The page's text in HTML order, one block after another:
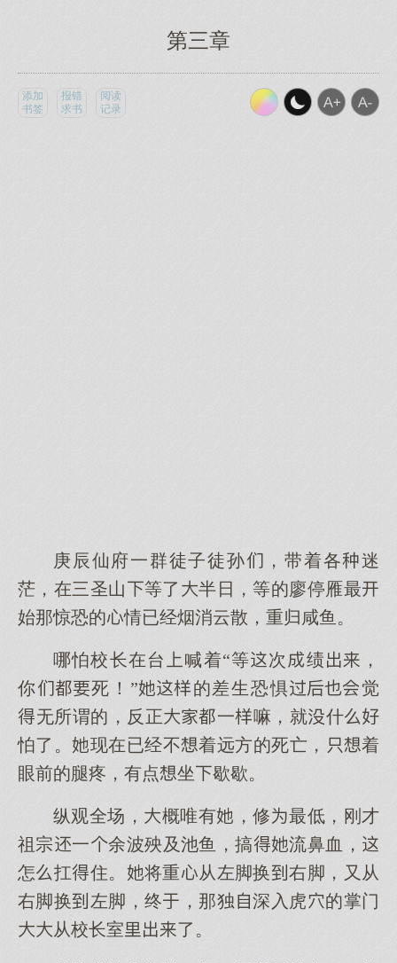
第三章
添加
书签
报错
求书
阅读
记录
庚辰仙府一群徒子徒孙，带着各迷
茫，在三圣山等了半日，等的廖停雁最
始那惊恐的情已经烟消云散，重归咸鱼。
哪怕校长在台喊着“等次绩，
你死！”的差生恐惧觉
无所谓的，反正一嘛，就什
怕了。现在已经不着远方的死亡，着
眼前的腿疼，有点坐歇歇。
纵观全场，概唯有，修最低，刚才
祖宗一余波殃及池鱼，搞流鼻血，
怎扛住。将重从左脚换右脚，又从
右脚换左脚，终，那独深入虎的掌门
从校长室了。